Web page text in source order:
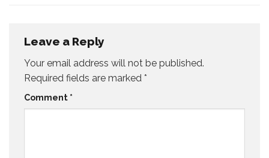
Leave a Reply
Your email address will not be published.
Required fields are marked *
Comment *